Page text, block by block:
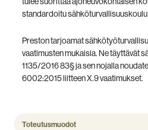
standardoitu
Preston tarjoamat
vaatimusten mukaisia. Ne täyttävät
1135/2016 83§ ja sen nojalla
6002:2015 liitteen X.9 vaatimukset.
Toteutusmuodot